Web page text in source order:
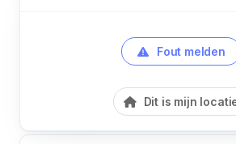
Fout melden
Dit is mijn